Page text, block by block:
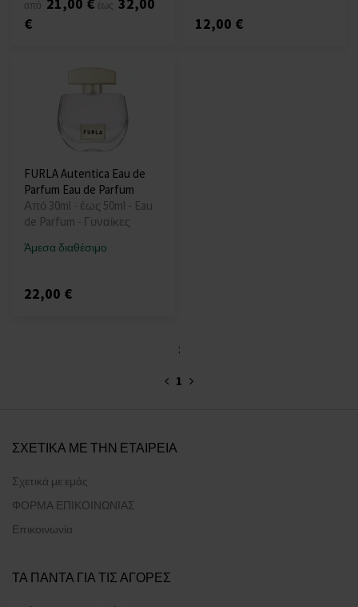
από 21,00 € έως 32,00
€
12,00 €
FURLA Autentica Eau de
Parfum Eau de Parfum
Από 30ml - έως 50ml - Eau
de Parfum - Γυναίκες
Άμεσα διαθέσιμο
22,00 €
:
1
ΣΧΕΤΙΚΑ ΜΕ ΤΗΝ ΕΤΑΙΡΕΙΑ
Σχετικά με εμάς
ΦΟΡΜΑ ΕΠΙΚΟΙΝΩΝΙΑΣ
Επικοινωνία
ΤΑ ΠΑΝΤΑ ΓΙΑ ΤΙΣ ΑΓΟΡΕΣ